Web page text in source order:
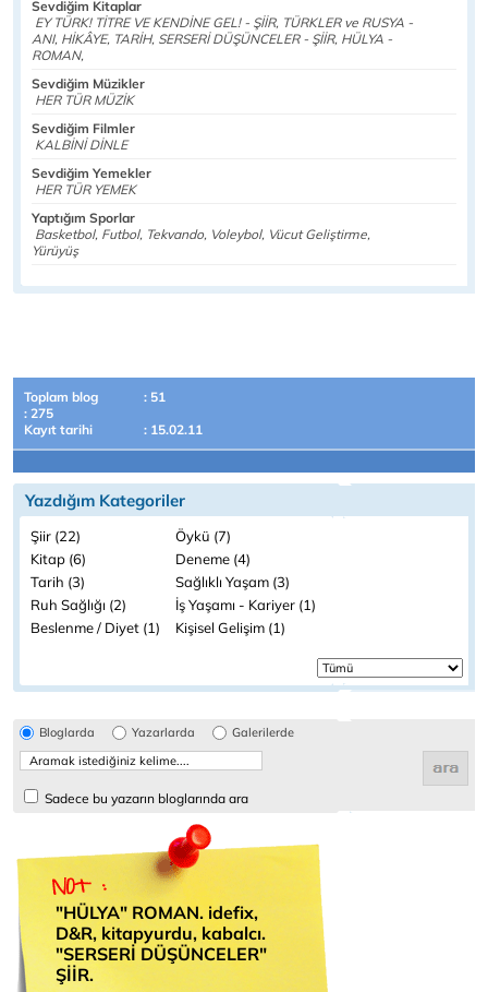
Sevdiğim Kitaplar
EY TÜRK! TİTRE VE KENDİNE GEL! - ŞİİR, TÜRKLER ve RUSYA -
ANI, HİKÂYE, TARİH, SERSERİ DÜŞÜNCELER - ŞİİR, HÜLYA -
ROMAN,
Sevdiğim Müzikler
HER TÜR MÜZİK
Sevdiğim Filmler
KALBİNİ DİNLE
Sevdiğim Yemekler
HER TÜR YEMEK
Yaptığım Sporlar
Basketbol, Futbol, Tekvando, Voleybol, Vücut Geliştirme,
Yürüyüş
Toplam blog
: 51
: 275
Kayıt tarihi
: 15.02.11
Yazdığım Kategoriler
Şiir (22)
Öykü (7)
Kitap (6)
Deneme (4)
Tarih (3)
Sağlıklı Yaşam (3)
Ruh Sağlığı (2)
İş Yaşamı - Kariyer (1)
Beslenme / Diyet (1)
Kişisel Gelişim (1)
Bloglarda Yazarlarda Galerilerde
Sadece bu yazarın bloglarında ara
"HÜLYA" ROMAN. idefix,
D&R, kitapyurdu, kabalcı.
"SERSERİ DÜŞÜNCELER"
ŞİİR.